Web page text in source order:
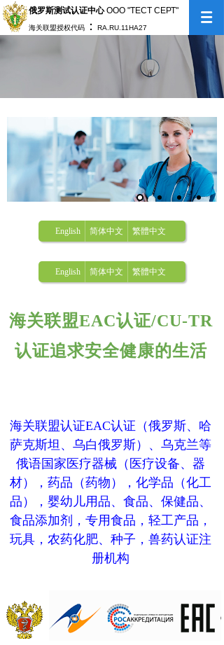
俄罗斯测试认证中心 ООО "ТЕСТ СЕРТ"
海关联盟授权代码 ： RA.RU.11НА27
English 简体中文 繁體中文
English 简体中文 繁體中文
海关联盟EAC认证/CU-TR
认证追求安全健康的生活
海关联盟认证EAC认证（俄罗斯、哈
萨克斯坦、乌白俄罗斯）、乌克兰等
俄语国家医疗器械（医疗设备、器
材），药品（药物），化学品（化工
品），婴幼儿用品、食品、保健品、
食品添加剂，专用食品，轻工产品，
玩具，农药化肥、种子，兽药认证注
册机构